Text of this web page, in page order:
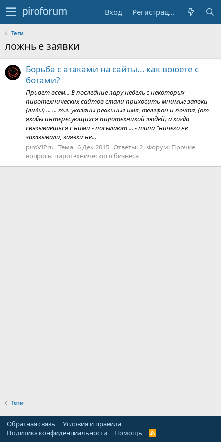
Вход Регистрация
Теги
ложные заявки
Борьба с атаками на сайты... как воюете с
ботами?
Привет всем... В последние пару недель с некоторых
пиротехнических сайтов стали приходить мнимые заявки
(лиды) ... ... т.е. указаны реальные имя, телефон и почта, (от
якобы интересующихся пиротехникой людей) а когда
связываешься с ними - посылают ... - типа "ничего не
заказывали, заявки не...
piroVIPru Тема 6 Дек 2015 Ответы: 2 Форум: Прочие
вопросы пиротехнического бизнеса
Теги
Обратная связь
Условия и правила
Политика конфиденциальности
Помощь
R